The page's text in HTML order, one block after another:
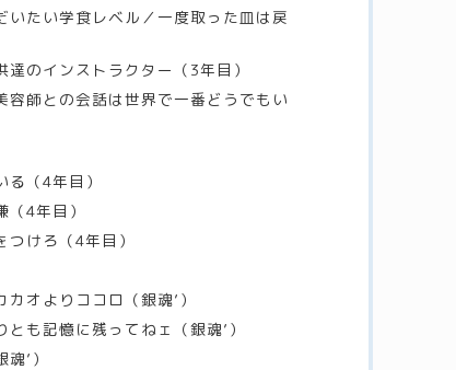
たい学食レベル／一度取った皿は戻
のインストラクター（3年目）
師との会話は世界で一番どうでもい
（4年目）
4年目）
けろ（4年目）
オよりココロ（銀魂’）
も記憶に残ってねェ（銀魂’）
’）